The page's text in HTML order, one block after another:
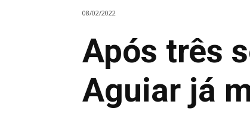
08/02/2022
Após três
Aguiar já